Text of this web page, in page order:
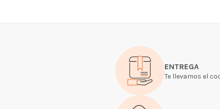
ENTREGA
Te llevamos el